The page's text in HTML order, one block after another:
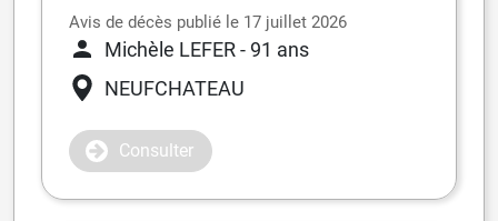
Avis de décès publié le 17 juillet 2026
Michèle LEFER- 91 ans
NEUFCHATEAU
Consulter